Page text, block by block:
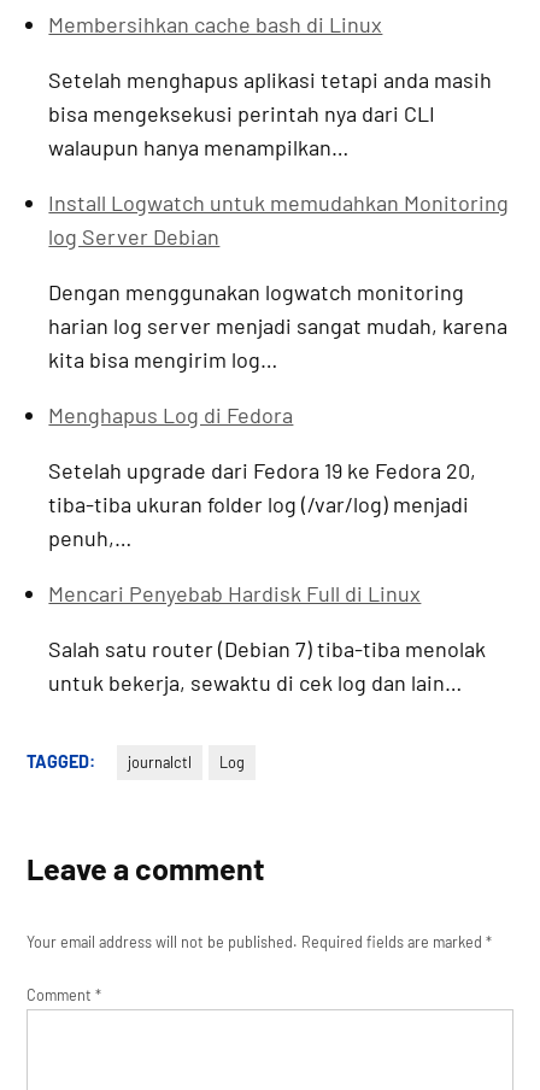
Membersihkan cache bash di Linux
Setelah menghapus aplikasi tetapi anda masih
bisa mengeksekusi perintah nya dari CLI
walaupun hanya menampilkan…
Install Logwatch untuk memudahkan Monitoring
log Server Debian
Dengan menggunakan logwatch monitoring
harian log server menjadi sangat mudah, karena
kita bisa mengirim log…
Menghapus Log di Fedora
Setelah upgrade dari Fedora 19 ke Fedora 20,
tiba-tiba ukuran folder log (/var/log) menjadi
penuh,…
Mencari Penyebab Hardisk Full di Linux
Salah satu router (Debian 7) tiba-tiba menolak
untuk bekerja, sewaktu di cek log dan lain…
TAGGED: journalctl Log
Leave a comment
Your email address will not be published. Required fields are marked*
Comment*